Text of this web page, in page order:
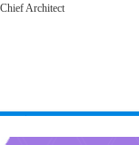
Chief Architect